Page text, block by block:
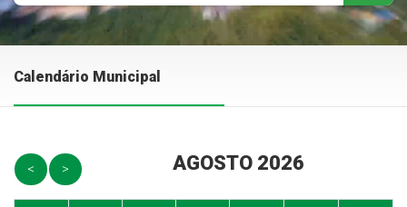
Calendário Municipal
< > AGOSTO 2026